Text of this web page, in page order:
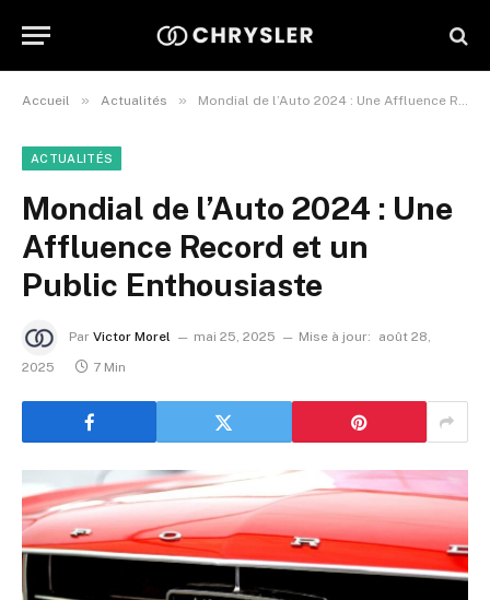
Accueil » Actualités » Mondial de l’Auto 2024 : Une Affluence Record et un Public Enthousiaste
ACTUALITÉS
Mondial de l’Auto 2024 : Une
Affluence Record et un
Public Enthousiaste
Par Victor Morel mai 25, 2025 Mise à jour:
août 28,
2025
7 Min